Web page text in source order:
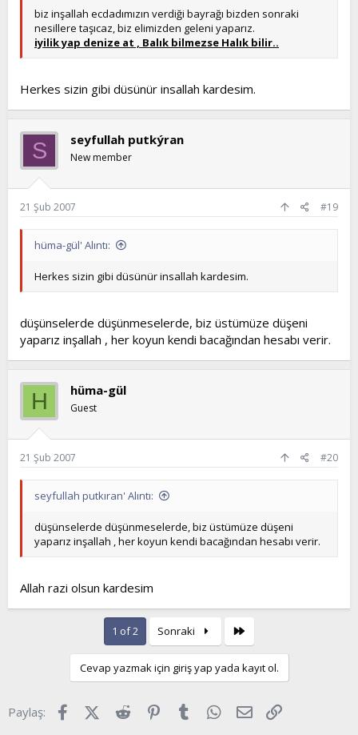
biz inşallah ecdadımızın verdiği bayrağı bizden sonraki
nesillere taşıcaz, biz elimizden geleni yaparız.
iyilik yap denize at , Balık bilmezse Halık bilir..
Herkes sizin gibi düsünür insallah kardesim.
S seyfullah putkýran
New member
21 Şub 2007 #19
hüma-gül' Alıntı:
Herkes sizin gibi düsünür insallah kardesim.
düşünselerde düşünmeselerde, biz üstümüze düşeni
yaparız inşallah , her koyun kendi bacağından hesabı verir.
H hüma-gül
Guest
21 Şub 2007 #20
seyfullah putkıran' Alıntı:
düşünselerde düşünmeselerde, biz üstümüze düşeni
yaparız inşallah , her koyun kendi bacağından hesabı verir.
Allah razi olsun kardesim
1 of 2 Sonraki Son
Cevap yazmak için giriş yap yada kayıt ol.
Paylaş: FacebookX (Twitter)
Reddit Pinterest
Tumblr WhatsApp
E-posta